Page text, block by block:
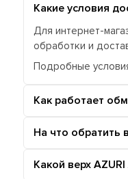
Какие условия
Для интернет-
обработки и
Подробные
Как работает
На что обратить
Какой верх